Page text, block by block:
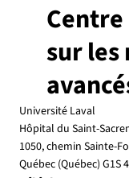
sur
Université Laval
Hôpital du Saint-
1050, chemin Sainte-
Québec (Québec) G1S